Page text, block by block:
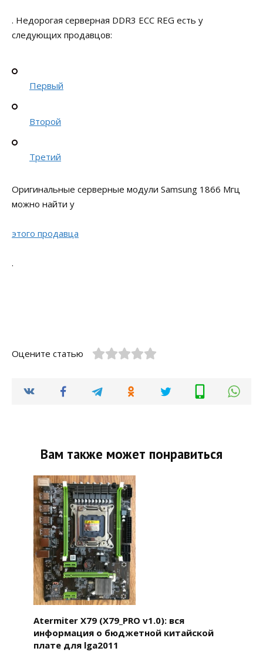
. Недорогая серверная DDR3 ECC REG есть у
следующих продавцов:
Первый
Второй
Третий
Оригинальные серверные модули Samsung 1866 Мгц
можно найти у
этого продавца
.
Оцените статью
Вам также может понравиться
Atermiter X79 (X79_PRO v1.0): вся
информация о бюджетной китайской
плате для lga2011